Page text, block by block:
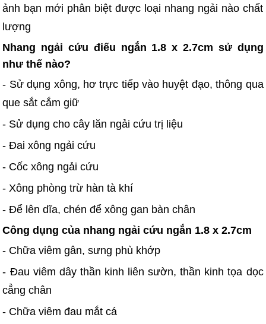
ảnh bạn mới phân biệt được loại nhang ngải nào chất
lượng
Nhang ngải cứu điếu ngắn 1.8 x 2.7cm sử dụng
như thế nào?
- Sử dụng xông, hơ trực tiếp vào huyệt đạo, thông qua
que sắt cắm giữ
- Sử dụng cho cây lăn ngải cứu trị liệu
- Đai xông ngải cứu
- Cốc xông ngải cứu
- Xông phòng trừ hàn tà khí
- Để lên dĩa, chén để xông gan bàn chân
Công dụng của nhang ngải cứu ngắn 1.8 x 2.7cm
- Chữa viêm gân, sưng phù khớp
- Đau viêm dây thần kinh liên sườn, thần kinh tọa dọc
cẳng chân
- Chữa viêm đau mắt cá